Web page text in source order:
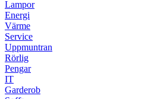
Lampor
Energi
Värme
Service
Uppmuntran
Rörlig
Pengar
IT
Garderob